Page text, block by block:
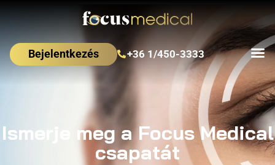
Bejelentkezés +36 1/450-3333
Ismerje meg a Focus Medical
csapatát